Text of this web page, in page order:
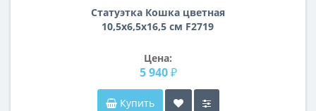
Статуэтка Кошка цветная
10,5х6,5х16,5 см F2719
Цена:
5 940 ₽
Купить